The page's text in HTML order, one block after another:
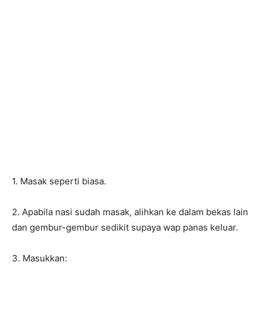
1. Masak seperti biasa.
2. Apabila nasi sudah masak, alihkan ke dalam bekas lain
dan gembur-gembur sedikit supaya wap panas keluar.
3. Masukkan: